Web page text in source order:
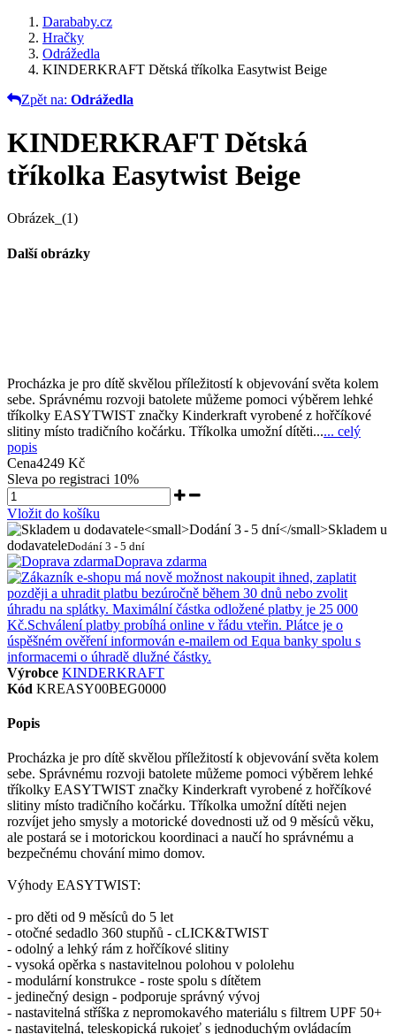
Darababy.cz
Hračky
Odrážedla
KINDERKRAFT Dětská tříkolka Easytwist Beige
Zpět na: Odrážedla
KINDERKRAFT Dětská
tříkolka Easytwist Beige
Obrázek_(1)
Další obrázky
Procházka je pro dítě skvělou příležitostí k objevování světa kolem
sebe. Správnému rozvoji batolete můžeme pomoci výběrem lehké
tříkolky EASYTWIST značky Kinderkraft vyrobené z hořčíkové
slitiny místo tradičního kočárku. Tříkolka umožní dítěti...... celý
popis
Cena4249 Kč
Sleva po registraci 10%
Vložit do košíku
Skladem u
dodavateleDodání 3 - 5 dní
Doprava zdarma
Výrobce KINDERKRAFT
Kód KREASY00BEG0000
Popis
Procházka je pro dítě skvělou příležitostí k objevování světa kolem
sebe. Správnému rozvoji batolete můžeme pomoci výběrem lehké
tříkolky EASYTWIST značky Kinderkraft vyrobené z hořčíkové
slitiny místo tradičního kočárku. Tříkolka umožní dítěti nejen
rozvíjet jeho smysly a motorické dovednosti už od 9 měsíců věku,
ale postará se i motorickou koordinaci a naučí ho správnému a
bezpečnému chování mimo domov.
Výhody EASYTWIST:
- pro děti od 9 měsíců do 5 let
- otočné sedadlo 360 stupňů - cLICK&TWIST
- odolný a lehký rám z hořčíkové slitiny
- vysoká opěrka s nastavitelnou polohou v pololehu
- modulární konstrukce - roste spolu s dítětem
- jedinečný design - podporuje správný vývoj
- nastavitelná stříška z nepromokavého materiálu s filtrem UPF 50+
- nastavitelná, teleskopická rukojeť s jednoduchým ovládacím